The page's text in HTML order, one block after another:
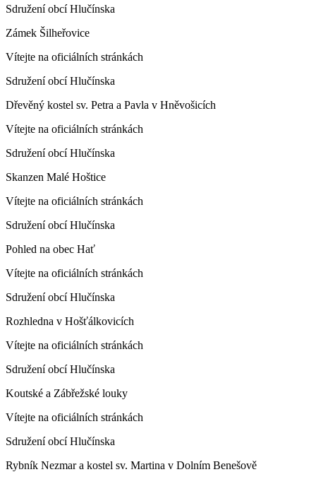
Sdružení obcí Hlučínska
Zámek Šilheřovice
Vítejte na oficiálních stránkách
Sdružení obcí Hlučínska
Dřevěný kostel sv. Petra a Pavla v Hněvošicích
Vítejte na oficiálních stránkách
Sdružení obcí Hlučínska
Skanzen Malé Hoštice
Vítejte na oficiálních stránkách
Sdružení obcí Hlučínska
Pohled na obec Hať
Vítejte na oficiálních stránkách
Sdružení obcí Hlučínska
Rozhledna v Hošťálkovicích
Vítejte na oficiálních stránkách
Sdružení obcí Hlučínska
Koutské a Zábřežské louky
Vítejte na oficiálních stránkách
Sdružení obcí Hlučínska
Rybník Nezmar a kostel sv. Martina v Dolním Benešově